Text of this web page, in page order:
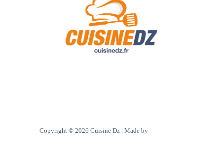
Copyright © 2026 Cuisine Dz | Made by